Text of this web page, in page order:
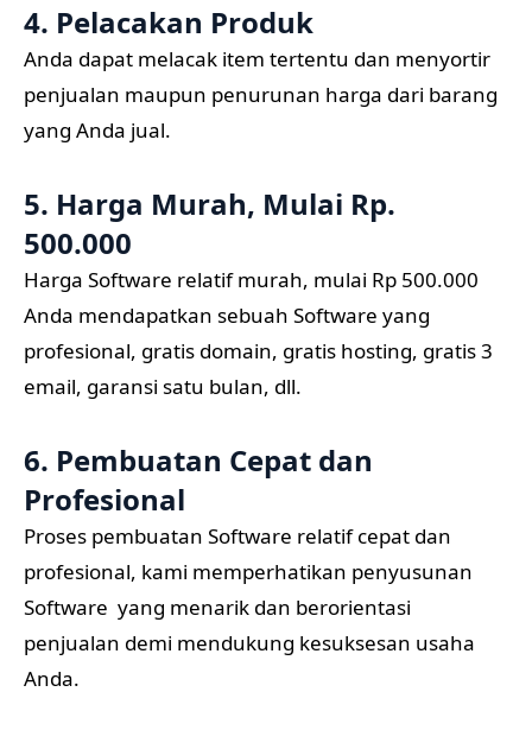
4. Pelacakan Produk
Anda dapat melacak item tertentu dan menyortir
penjualan maupun penurunan harga dari barang
yang Anda jual.
5. Harga Murah, Mulai Rp.
500.000
Harga Software relatif murah, mulai Rp 500.000
Anda mendapatkan sebuah Software yang
profesional, gratis domain, gratis hosting, gratis 3
email, garansi satu bulan, dll.
6. Pembuatan Cepat dan
Profesional
Proses pembuatan Software relatif cepat dan
profesional, kami memperhatikan penyusunan
Software yang menarik dan berorientasi
penjualan demi mendukung kesuksesan usaha
Anda.